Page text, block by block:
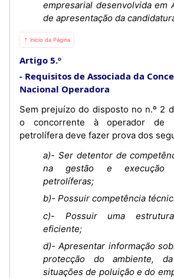
empresarial desenvolvida em
de apresentação da
⇡ Início da Página
Artigo 5.º
Requisitos de Associada da
Nacional Operadora
Sem prejuízo do disposto no n.º 2
o concorrente à operador de
petrolífera deve fazer prova dos
a)- Ser detentor de
na gestão e execução
petrolíferas;
b)- Possuir competência
c)- Possuir uma estrutura
eficiente;
d)- Apresentar informação
protecção do ambiente,
situações de poluição e do